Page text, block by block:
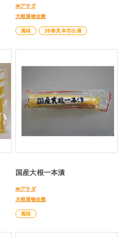
㈱アサダ
大根漬物全般
風味 26春見本市出展
国産大根一本漬
㈱アサダ
大根漬物全般
風味